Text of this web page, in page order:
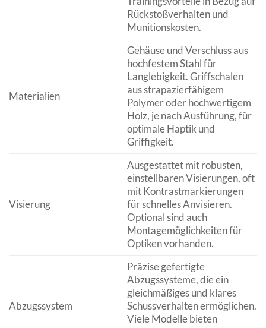
Rückstoßverhalten und
Munitionskosten.
Materialien
Gehäuse und Verschluss aus
hochfestem Stahl für
Langlebigkeit. Griffschalen
aus strapazierfähigem
Polymer oder hochwertigem
Holz, je nach Ausführung, für
optimale Haptik und
Griffigkeit.
Visierung
Ausgestattet mit robusten,
einstellbaren Visierungen, oft
mit Kontrastmarkierungen
für schnelles Anvisieren.
Optional sind auch
Montagemöglichkeiten für
Optiken vorhanden.
Abzugssystem
Präzise gefertigte
Abzugssysteme, die ein
gleichmäßiges und klares
Schussverhalten ermöglichen.
Viele Modelle bieten